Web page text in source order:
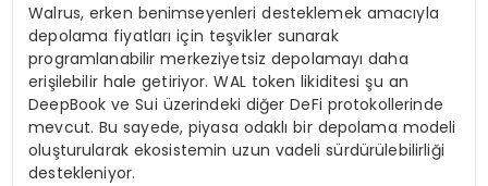
Walrus, erken benimseyenleri desteklemek amacıyla
depolama fiyatları için teşvikler sunarak
programlanabilir merkeziyetsiz depolamayı daha
erişilebilir hale getiriyor. WAL token likiditesi şu an
DeepBook ve Sui üzerindeki diğer DeFi protokollerinde
mevcut. Bu sayede, piyasa odaklı bir depolama modeli
oluşturularak ekosistemin uzun vadeli sürdürülebilirliği
destekleniyor.